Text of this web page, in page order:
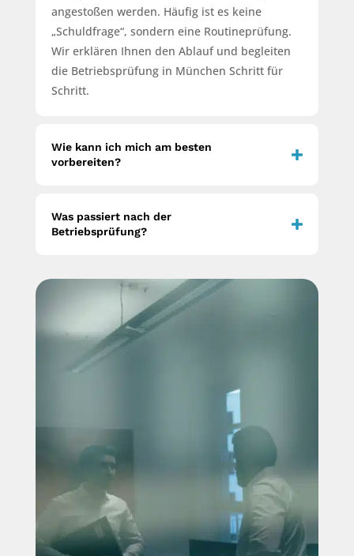
angestoßen werden. Häufig ist es keine
„Schuldfrage“, sondern eine Routineprüfung.
Wir erklären Ihnen den Ablauf und begleiten
die Betriebsprüfung in München Schritt für
Schritt.
Wie kann ich mich am besten
vorbereiten?
Was passiert nach der
Betriebsprüfung?